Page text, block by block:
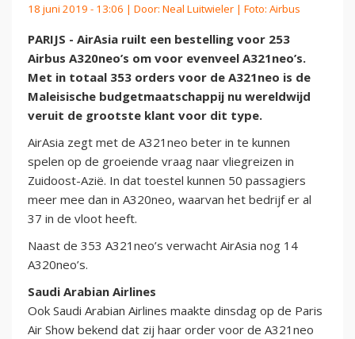
18 juni 2019 - 13:06 | Door: Neal Luitwieler | Foto: Airbus
PARIJS - AirAsia ruilt een bestelling voor 253
Airbus A320neo’s om voor evenveel A321neo’s.
Met in totaal 353 orders voor de A321neo is de
Maleisische budgetmaatschappij nu wereldwijd
veruit de grootste klant voor dit type.
AirAsia zegt met de A321neo beter in te kunnen
spelen op de groeiende vraag naar vliegreizen in
Zuidoost-Azië. In dat toestel kunnen 50 passagiers
meer mee dan in A320neo, waarvan het bedrijf er al
37 in de vloot heeft.
Naast de 353 A321neo’s verwacht AirAsia nog 14
A320neo’s.
Saudi Arabian Airlines
Ook Saudi Arabian Airlines maakte dinsdag op de Paris
Air Show bekend dat zij haar order voor de A321neo